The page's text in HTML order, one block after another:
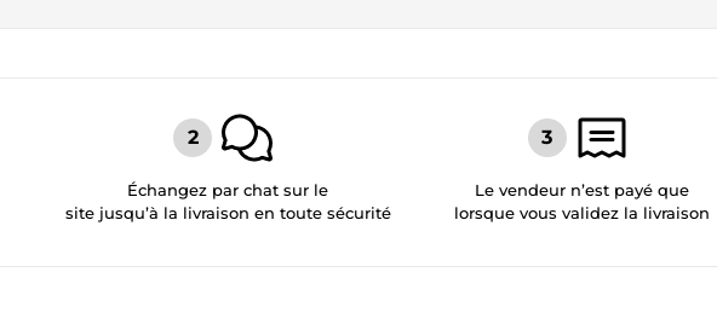
Échangez par chat sur le
site jusqu’à la livraison en toute sécurité
Le vendeur n’est payé que
lorsque vous validez la livraison